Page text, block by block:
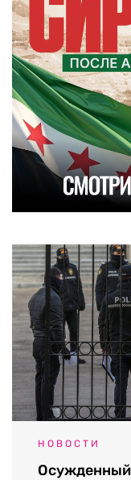
НОВОСТИ